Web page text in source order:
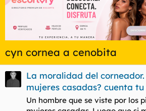
cyn cornea a cenobita
La moralidad del
mujeres casadas? cuenta tu
Un hombre que se viste por los